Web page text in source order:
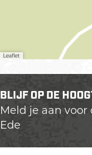
Leaflet
BLIJF OP DE
Meld je aan
Ede